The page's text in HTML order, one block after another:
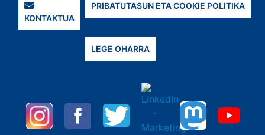
KONTAKTUA
PRIBATUTASUN ETA COOKIE POLITIKA
LEGE OHARRA